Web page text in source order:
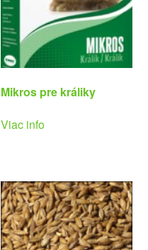
Mikros pre králiky
Viac info